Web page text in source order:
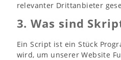
relevanter Drittanbieter
3. Was sind
Ein Script ist ein Stück
wird, um unserer Website